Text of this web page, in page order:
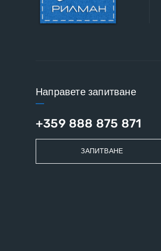
Направете запитване
+359 888 875 871
ЗАПИТВАНЕ